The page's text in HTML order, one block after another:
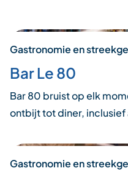
Gastronomie en
Bar Le 80
Bar 80 bruist op elk
ontbijt tot diner, inclusief
Gastronomie en